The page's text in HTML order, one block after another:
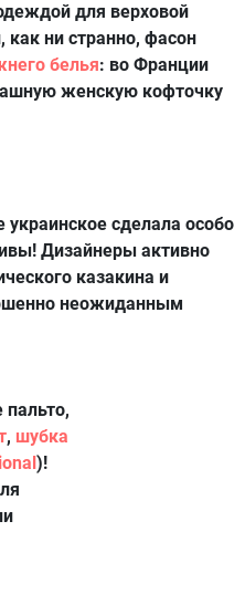
для верховой
как ни странно, фасон
белья: во Франции
женскую кофточку
сделала особо
Дизайнеры активно
казакина и
неожиданным
пальто,
, шубка
)!